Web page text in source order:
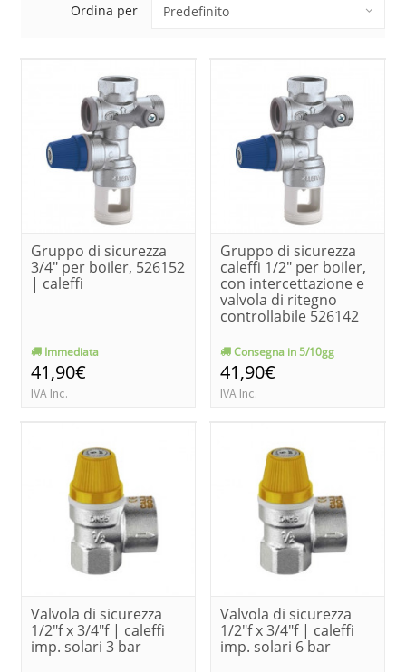
Ordina per
Gruppo di sicurezza
3/4" per boiler, 526152
| caleffi
Immediata
41,90€
IVA Inc.
Gruppo di sicurezza
caleffi 1/2" per boiler,
con intercettazione e
valvola di ritegno
controllabile 526142
Consegna in 5/10gg
41,90€
IVA Inc.
Valvola di sicurezza
1/2"f x 3/4"f | caleffi
imp. solari 3 bar
Valvola di sicurezza
1/2"f x 3/4"f | caleffi
imp. solari 6 bar